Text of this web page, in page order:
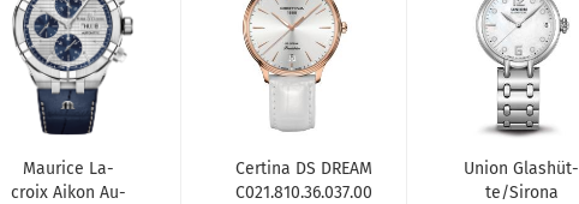
Mau­rice La­
croix Aikon Au­
Cer­ti­na DS DREAM
C021.810.36.037.00
Union Glas­hüt­
te/Si­ro­na